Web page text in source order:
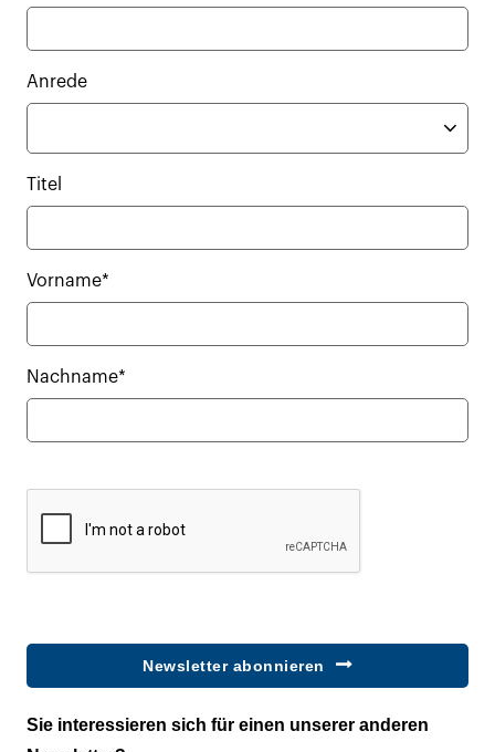
Anrede
Titel
Vorname*
Nachname*
Newsletter abonnieren
Sie interessieren sich für einen unserer anderen